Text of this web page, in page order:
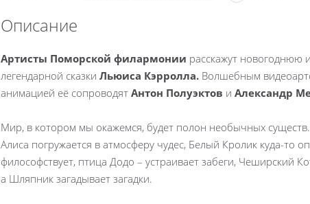
Описание
Артисты Поморской филармонии расскажут новогоднюю
легендарной сказки Льюиса Кэрролла. Волшебным
анимацией её сопроводят Антон Полуэктов и Александр
Мир, в котором мы окажемся, будет полон необычных
Алиса погружается в атмосферу чудес, Белый Кролик куда-то
философствует, птица Додо – устраивает забеги, Чеширский
а Шляпник загадывает загадки.